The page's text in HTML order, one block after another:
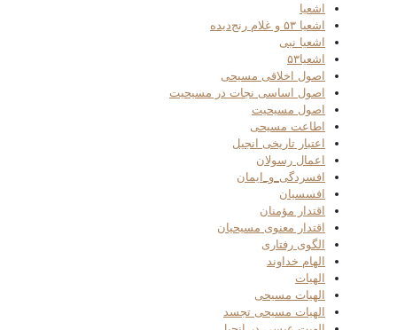
اشعیا
اشعیا ۵۳ و غلام رنج‌دیده
اشعیا نبی
اشعیا۵۳
اصول اخلاقی مسیحی
اصول اساسی نجات در مسیحیت
اصول مسیحیت
اطاعت مسیحی
اعتبار تاریخی انجیل
اعمال رسولان
افسردگی_و_ایمان
افسسیان
اقتدار مؤمنان
اقتدار معنوی مسیحیان
الگوی رفتاری
الهام خداوند
الهیات
الهیات مسیحی
الهیات مسیحی تجسد